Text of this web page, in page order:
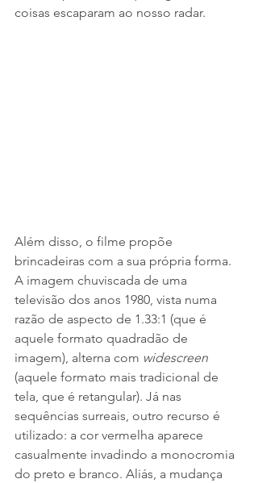
coisas escaparam ao nosso radar.
Além disso, o filme propõe
brincadeiras com a sua própria forma.
A imagem chuviscada de uma
televisão dos anos 1980, vista numa
razão de aspecto de 1.33:1 (que é
aquele formato quadradão de
imagem), alterna com widescreen
(aquele formato mais tradicional de
tela, que é retangular). Já nas
sequências surreais, outro recurso é
utilizado: a cor vermelha aparece
casualmente invadindo a monocromia
do preto e branco. Aliás, a mudança